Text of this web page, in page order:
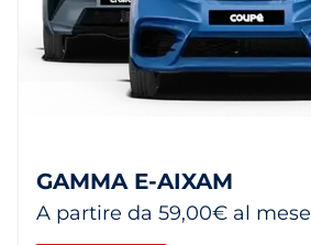
GAMMA E-AIXAM
A partire da 59,00€ al mese